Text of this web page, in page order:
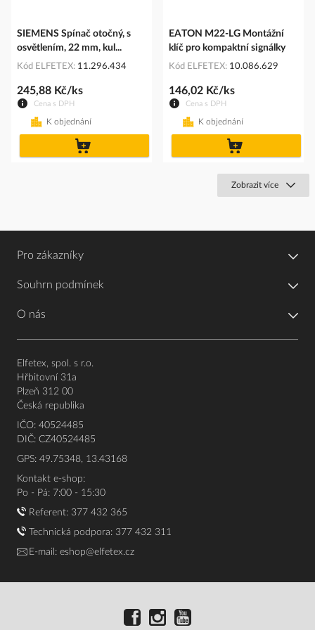
SIEMENS Spínač otočný, s
osvětlením, 22 mm, kul...
Kód ELFETEX 11.296.434
Cena s DPH
245,88 Kč/ks
K objednání
EATON M22-LG Montážní
klíč pro kompaktní signálky
Kód ELFETEX 10.086.629
Cena s DPH
146,02 Kč/ks
K objednání
Zobrazit více
Pro zákazníky
Souhrn podmínek
O nás
Elfetex, spol. s r.o.
Hřbitovní 31a
Plzeň 312 00
Česká republika
IČO: 40524485
DIČ: CZ40524485
GPS: 49.75348, 13.43168
Kontakt e-shop:
Po - Pá: 7:00 - 15:30
Referent: 377 432 365
Technická podpora: 377 432 311
E-mail: eshop@elfetex.cz